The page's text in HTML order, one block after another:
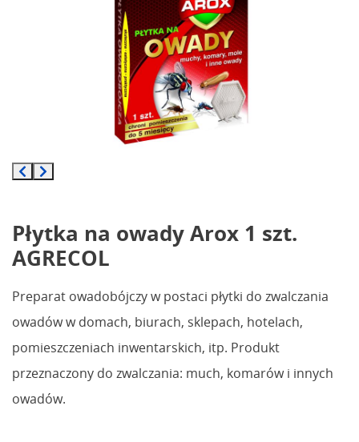
Płytka na owady Arox 1 szt.
AGRECOL
Preparat owadobójczy w postaci płytki do zwalczania
owadów w domach, biurach, sklepach, hotelach,
pomieszczeniach inwentarskich, itp. Produkt
przeznaczony do zwalczania: much, komarów i innych
owadów.